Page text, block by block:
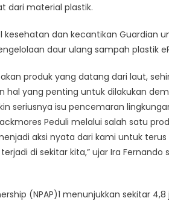
dari material plastik.
kesehatan dan kecantikan Guardian
daur ulang sampah plastik
produk yang datang dari laut,
hal yang penting untuk dilakukan
seriusnya isu pencemaran
Peduli melalui salah satu
aksi nyata dari kami untuk
di sekitar kita,” ujar Ira Fernando
(NPAP)1 menunjukkan sekitar